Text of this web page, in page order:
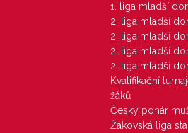
1. liga mladší
2. liga mladší
2. liga mladší
2. liga mladší
2. liga mladší
Kvalifikační
žáků
Český pohár
Žákovská liga